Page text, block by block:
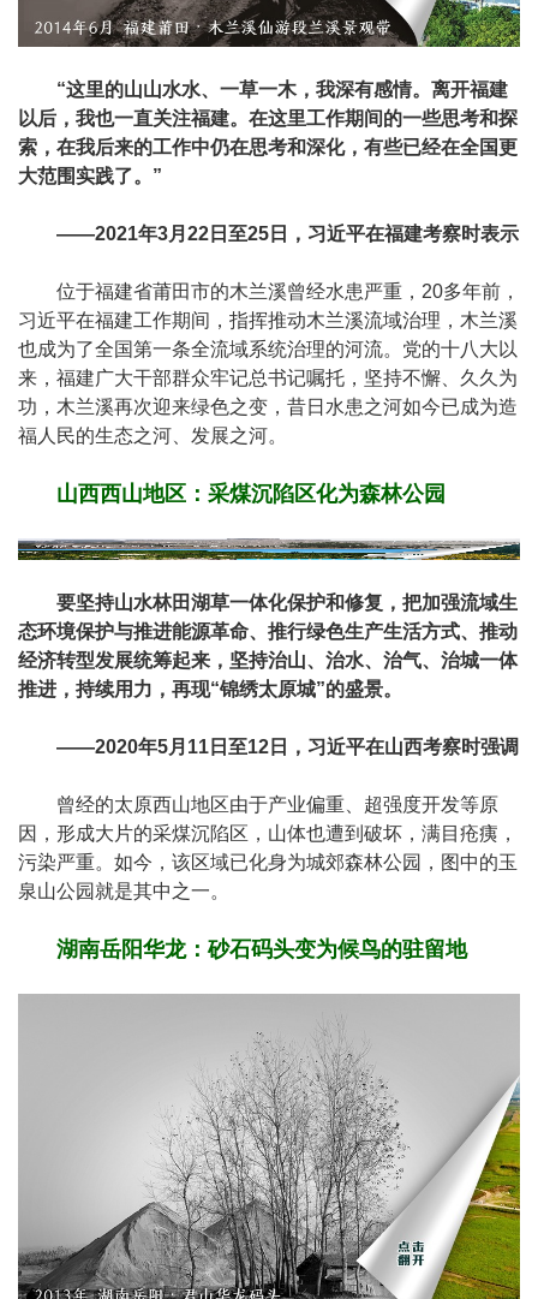
“这里的山山水水、一草一木，我深有感情。离开福建
以后，我也一直关注福建。在这里工作期间的一些思考和探
索，在我后来的工作中仍在思考和深化，有些已经在全国更
大范围实践了。”
——2021年3月22日至25日，习近平在福建考察时表示
位于福建省莆田市的木兰溪曾经水患严重，20多年前，
习近平在福建工作期间，指挥推动木兰溪流域治理，木兰溪
也成为了全国第一条全流域系统治理的河流。党的十八大以
来，福建广大干部群众牢记总书记嘱托，坚持不懈、久久为
功，木兰溪再次迎来绿色之变，昔日水患之河如今已成为造
福人民的生态之河、发展之河。
山西西山地区：采煤沉陷区化为森林公园
要坚持山水林田湖草一体化保护和修复，把加强流域生
态环境保护与推进能源革命、推行绿色生产生活方式、推动
经济转型发展统筹起来，坚持治山、治水、治气、治城一体
推进，持续用力，再现“锦绣太原城”的盛景。
——2020年5月11日至12日，习近平在山西考察时强调
曾经的太原西山地区由于产业偏重、超强度开发等原
因，形成大片的采煤沉陷区，山体也遭到破坏，满目疮痍，
污染严重。如今，该区域已化身为城郊森林公园，图中的玉
泉山公园就是其中之一。
湖南岳阳华龙：砂石码头变为候鸟的驻留地